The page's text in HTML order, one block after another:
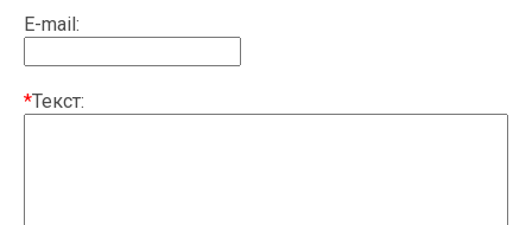
E-mail:
*Текст: